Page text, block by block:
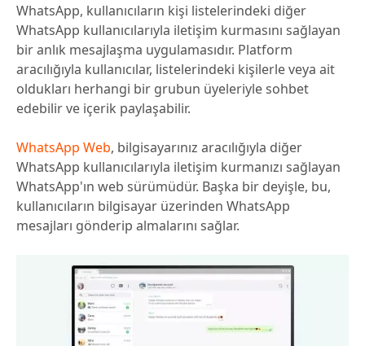
WhatsApp, kullanıcıların kişi listelerindeki diğer
WhatsApp kullanıcılarıyla iletişim kurmasını sağlayan
bir anlık mesajlaşma uygulamasıdır. Platform
aracılığıyla kullanıcılar, listelerindeki kişilerle veya ait
oldukları herhangi bir grubun üyeleriyle sohbet
edebilir ve içerik paylaşabilir.
WhatsApp Web, bilgisayarınız aracılığıyla diğer
WhatsApp kullanıcılarıyla iletişim kurmanızı sağlayan
WhatsApp'ın web sürümüdür. Başka bir deyişle, bu,
kullanıcıların bilgisayar üzerinden WhatsApp
mesajları gönderip almalarını sağlar.